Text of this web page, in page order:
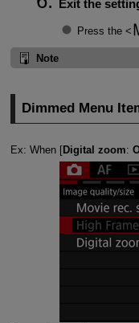
Exit the
Press the
Note
Dimmed Menu
Ex: When [Digital zoom: